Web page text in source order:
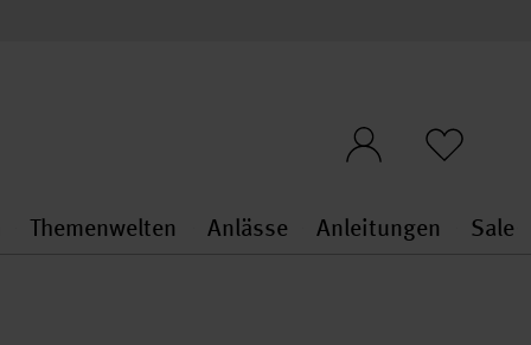
Stoffe & Sticken general.openMenu
Themenwelten
Themenwelten
Anlässe
Anlässe
Anleitungen Sale